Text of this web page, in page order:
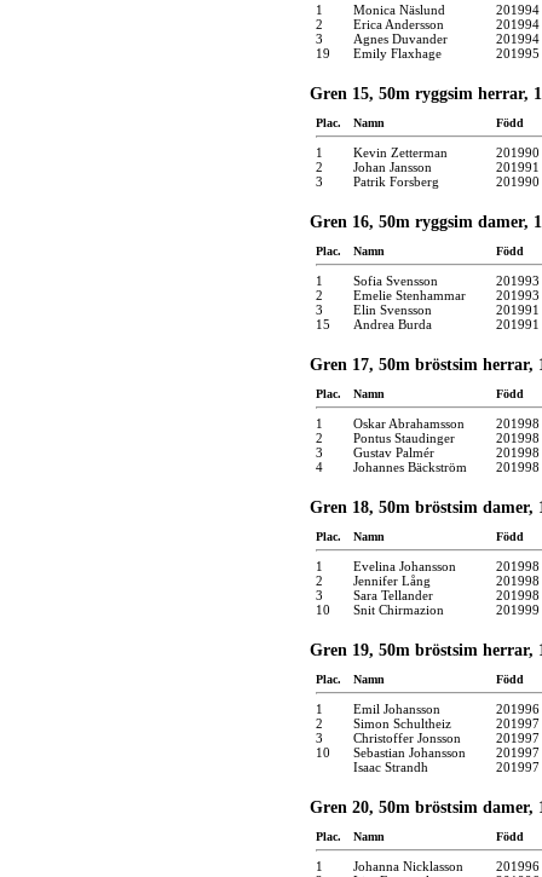
1 Monica Näslund
201994
2
Erica Andersson
201994
3
Agnes Duvander
201994
19
Emily Flaxhage 201995
Gren 15, 50m ryggsim herrar,
Plac. Namn Född
1 Kevin Zetterman
201990
2
Johan Jansson
201991
3
Patrik Forsberg 201990
Gren 16, 50m ryggsim damer,
Plac. Namn Född
1 Sofia Svensson
201993
2
Emelie Stenhammar
201993
3
Elin Svensson
201991
15
Andrea Burda 201991
Gren 17, 50m bröstsim herrar,
Plac. Namn Född
1 Oskar Abrahamsson
201998
2
Pontus Staudinger
201998
3
Gustav Palmér
201998
4
Johannes Bäckström 201998
Gren 18, 50m bröstsim damer,
Plac. Namn Född
1 Evelina Johansson
201998
2
Jennifer Lång
201998
3
Sara Tellander
201998
10
Snit Chirmazion 201999
Gren 19, 50m bröstsim herrar,
Plac. Namn Född
1 Emil Johansson
201996
2
Simon Schultheiz
201997
3
Christoffer Jonsson
201997
10
Sebastian Johansson
201997
Isaac Strandh
201997
Gren 20, 50m bröstsim damer,
Plac. Namn Född
1 Johanna Nicklasson
201996